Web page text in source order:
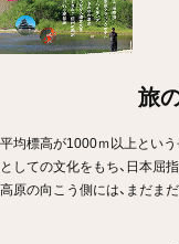
旅
平均標高が1000ｍ以上という
としての文化をもち、日本屈
高原の向こう側には、まだま